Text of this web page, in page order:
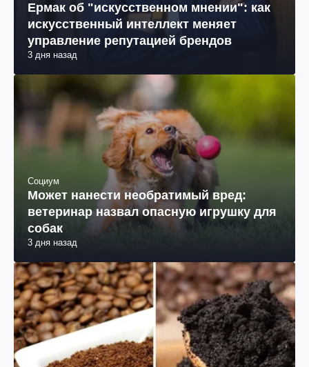
Ермак об "искусственном мнении": как
искусственный интеллект меняет
управление репутацией брендов
3 дня назад
Социум
Может нанести необратимый вред:
ветеринар назвал опасную игрушку для
собак
3 дня назад